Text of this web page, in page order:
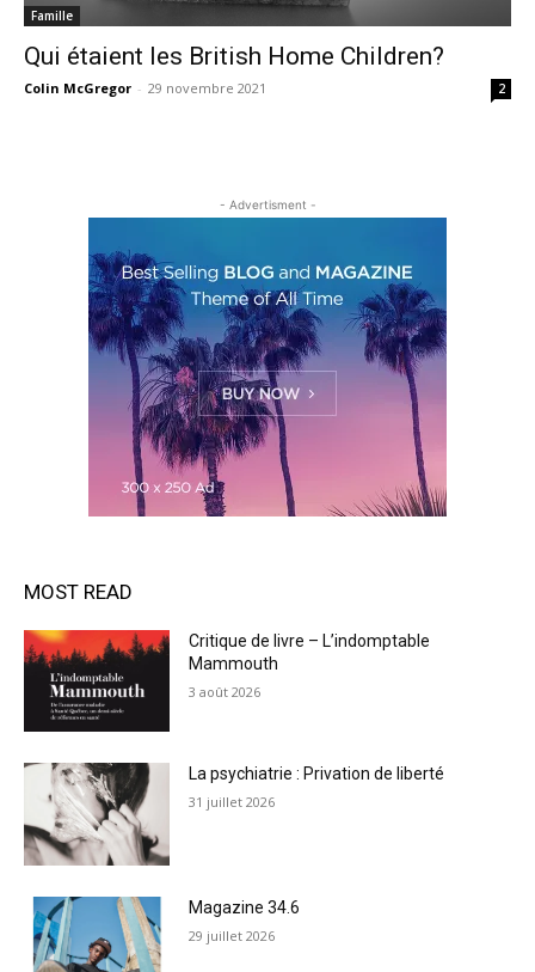
Famille
Qui étaient les British Home Children?
Colin McGregor - 29 novembre 2021 2
- Advertisment -
MOST READ
Critique de livre – L’indomptable
Mammouth
3 août 2026
La psychiatrie : Privation de liberté
31 juillet 2026
Magazine 34.6
29 juillet 2026